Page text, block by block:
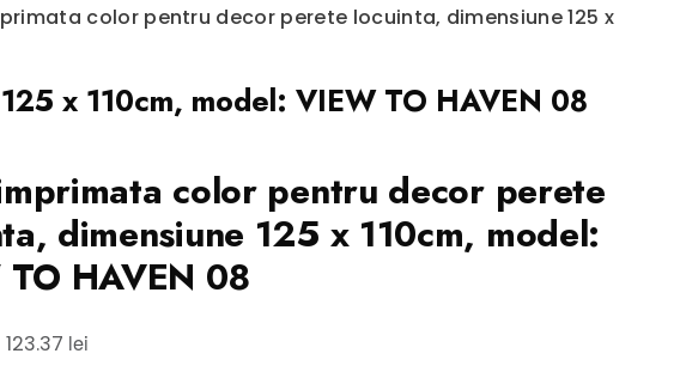
color pentru decor perete locuinta, dimensiune 125 x
x 110cm, model: VIEW TO HAVEN 08
color pentru decor perete
dimensiune 125 x 110cm, model:
HAVEN 08
Prețul
123.37 lei